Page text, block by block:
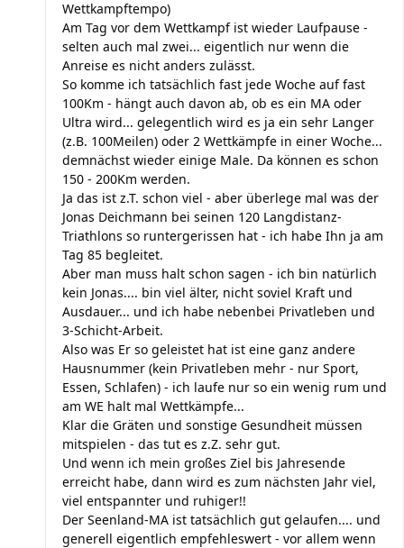
Wettkampftempo)
Am Tag vor dem Wettkampf ist wieder Laufpause -
selten auch mal zwei... eigentlich nur wenn die
Anreise es nicht anders zulässt.
So komme ich tatsächlich fast jede Woche auf fast
100Km - hängt auch davon ab, ob es ein MA oder
Ultra wird... gelegentlich wird es ja ein sehr Langer
(z.B. 100Meilen) oder 2 Wettkämpfe in einer Woche...
demnächst wieder einige Male. Da können es schon
150 - 200Km werden.
Ja das ist z.T. schon viel - aber überlege mal was der
Jonas Deichmann bei seinen 120 Langdistanz-
Triathlons so runtergerissen hat - ich habe Ihn ja am
Tag 85 begleitet.
Aber man muss halt schon sagen - ich bin natürlich
kein Jonas.... bin viel älter, nicht soviel Kraft und
Ausdauer... und ich habe nebenbei Privatleben und
3-Schicht-Arbeit.
Also was Er so geleistet hat ist eine ganz andere
Hausnummer (kein Privatleben mehr - nur Sport,
Essen, Schlafen) - ich laufe nur so ein wenig rum und
am WE halt mal Wettkämpfe...
Klar die Gräten und sonstige Gesundheit müssen
mitspielen - das tut es z.Z. sehr gut.
Und wenn ich mein großes Ziel bis Jahresende
erreicht habe, dann wird es zum nächsten Jahr viel,
viel entspannter und ruhiger!!
Der Seenland-MA ist tatsächlich gut gelaufen.... und
generell eigentlich empfehleswert - vor allem wenn